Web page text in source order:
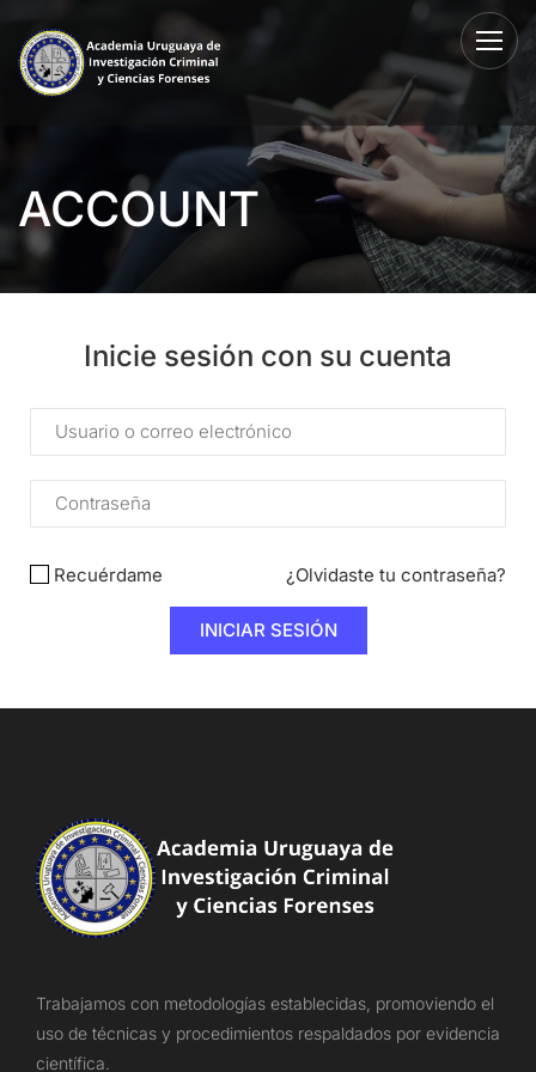
ACCOUNT
Inicie sesión con su cuenta
¿Olvidaste tu contraseña?
Recuérdame
Trabajamos con metodologías establecidas, promoviendo el
uso de técnicas y procedimientos respaldados por evidencia
científica.